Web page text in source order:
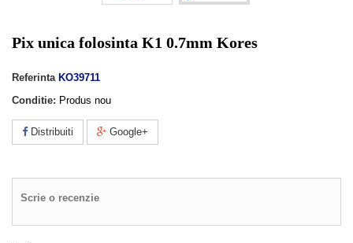
Pix unica folosinta K1 0.7mm Kores
Referinta KO39711
Conditie: Produs nou
Distribuiti Google+
Scrie o recenzie